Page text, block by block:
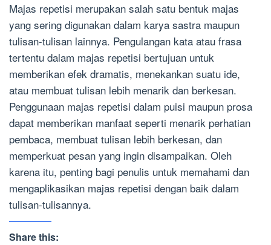
Majas repetisi merupakan salah satu bentuk majas
yang sering digunakan dalam karya sastra maupun
tulisan-tulisan lainnya. Pengulangan kata atau frasa
tertentu dalam majas repetisi bertujuan untuk
memberikan efek dramatis, menekankan suatu ide,
atau membuat tulisan lebih menarik dan berkesan.
Penggunaan majas repetisi dalam puisi maupun prosa
dapat memberikan manfaat seperti menarik perhatian
pembaca, membuat tulisan lebih berkesan, dan
memperkuat pesan yang ingin disampaikan. Oleh
karena itu, penting bagi penulis untuk memahami dan
mengaplikasikan majas repetisi dengan baik dalam
tulisan-tulisannya.
Share this: